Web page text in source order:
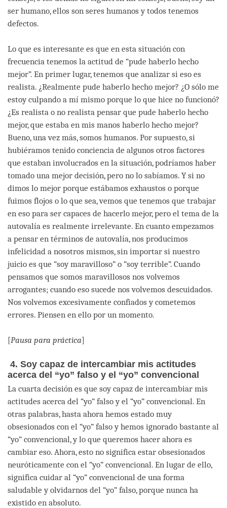
ser humano, ellos son seres humanos y todos tenemos
defectos.
Lo que es interesante es que en esta situación con
frecuencia tenemos la actitud de “pude haberlo hecho
mejor”. En primer lugar, tenemos que analizar si eso es
realista. ¿Realmente pude haberlo hecho mejor? ¿O sólo me
estoy culpando a mí mismo porque lo que hice no funcionó?
¿Es realista o no realista pensar que pude haberlo hecho
mejor, que estaba en mis manos haberlo hecho mejor?
Bueno, una vez más, somos humanos. Por supuesto, si
hubiéramos tenido conciencia de algunos otros factores
que estaban involucrados en la situación, podríamos haber
tomado una mejor decisión, pero no lo sabíamos. Y si no
dimos lo mejor porque estábamos exhaustos o porque
fuimos flojos o lo que sea, vemos que tenemos que trabajar
en eso para ser capaces de hacerlo mejor, pero el tema de la
autovalía es realmente irrelevante. En cuanto empezamos
a pensar en términos de autovalía, nos producimos
infelicidad a nosotros mismos, sin importar si nuestro
juicio es que “soy maravilloso” o “soy terrible”. Cuando
pensamos que somos maravillosos nos volvemos
arrogantes; cuando eso sucede nos volvemos descuidados.
Nos volvemos excesivamente confiados y cometemos
errores. Piensen en ello por un momento.
[Pausa para práctica]
4. Soy capaz de intercambiar mis actitudes
acerca del “yo” falso y el “yo” convencional
La cuarta decisión es que soy capaz de intercambiar mis
actitudes acerca del “yo” falso y el “yo” convencional. En
otras palabras, hasta ahora hemos estado muy
obsesionados con el “yo” falso y hemos ignorado bastante al
“yo” convencional, y lo que queremos hacer ahora es
cambiar eso. Ahora, esto no significa estar obsesionados
neuróticamente con el “yo” convencional. En lugar de ello,
significa cuidar al “yo” convencional de una forma
saludable y olvidarnos del “yo” falso, porque nunca ha
existido en absoluto.